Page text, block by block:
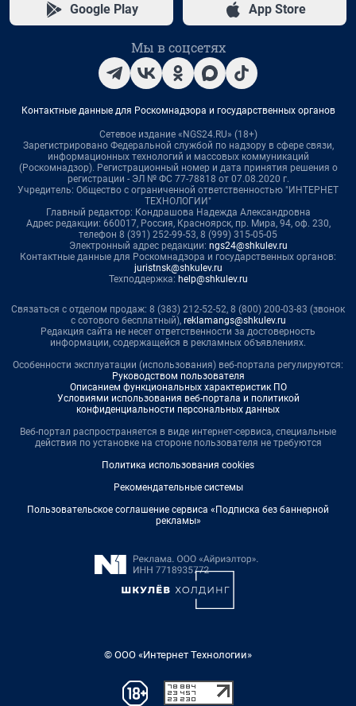
Google Play App Store
Мы в соцсетях
Контактные данные для Роскомнадзора и государственных органов
Сетевое издание «NGS24.RU» (18+)
Зарегистрировано Федеральной службой по надзору в сфере связи,
информационных технологий и массовых коммуникаций
(Роскомнадзор). Регистрационный номер и дата принятия решения о
регистрации - ЭЛ № ФС 77-78818 от 07.08.2020 г.
Учредитель: Общество с ограниченной ответственностью "ИНТЕРНЕТ
ТЕХНОЛОГИИ"
Главный редактор: Кондрашова Надежда Александровна
Адрес редакции: 660017, Россия, Красноярск, пр. Мира, 94, оф. 230,
телефон 8 (391) 252-99-53, 8 (999) 315-05-05
Электронный адрес редакции: ngs24@shkulev.ru
Контактные данные для Роскомнадзора и государственных органов:
juristnsk@shkulev.ru
Техподдержка: help@shkulev.ru
Связаться с отделом продаж: 8 (383) 212-52-52, 8 (800) 200-03-83 (звонок
с сотового бесплатный), reklamangs@shkulev.ru
Редакция сайта не несет ответственности за достоверность
информации, содержащейся в рекламных объявлениях.
Особенности эксплуатации (использования) веб-портала регулируются:
Руководством пользователя
Описанием функциональных характеристик ПО
Условиями использования веб-портала и политикой
конфиденциальности персональных данных
Веб-портал распространяется в виде интернет-сервиса, специальные
действия по установке на стороне пользователя не требуются
Политика использования cookies
Рекомендательные системы
Пользовательское соглашение сервиса «Подписка без баннерной
рекламы»
© ООО «Интернет Технологии»